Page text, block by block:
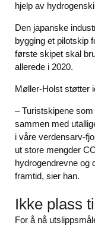
hjelp av
Den japanske
bygging et pilotskip
første skipet skal
allerede i 2020.
Møller-Holst støtter
– Turistskipene
sammen med
i våre verdensarv-
ut store mengder
hydrogendrevne og
framtid, sier han.
Ikke plass
For å nå